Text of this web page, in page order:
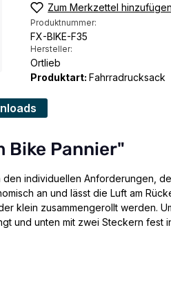
Zum Merkzettel hinzufügen
Produktnummer:
FX-BIKE-F35
Hersteller:
Ortlieb
Produktart: Fahrradrucksack
Pannier"
individuellen Anforderungen,
an und lässt die Luft am
klein zusammengerollt werden.
und unten mit zwei Steckern fest